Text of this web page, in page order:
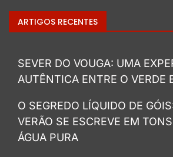
ARTIGOS RECENTES
SEVER DO VOUGA: UMA
AUTÊNTICA ENTRE O VERDE
O SEGREDO LÍQUIDO DE
VERÃO SE ESCREVE EM
ÁGUA PURA